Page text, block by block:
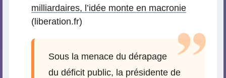
milliardaires, l’idée monte en macronie
(liberation.fr)
Sous la menace du dérapage
du déficit public, la présidente de